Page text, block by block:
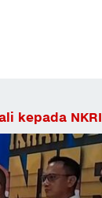
kepada NKRI